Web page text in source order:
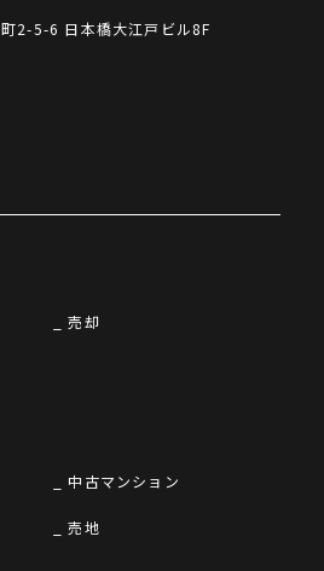
売却
中古マンション
売地
2-5-6 日本橋大江戸ビル8F